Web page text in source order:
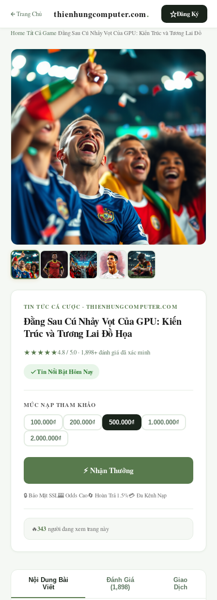
Trang Chủ thienhungcomputer.com. Đăng Ký
Home› Tất Cả Game› Đằng Sau Cú Nhảy Vọt Của GPU: Kiến Trúc và Tương Lai Đồ
TIN TỨC CÁ CƯỢC · THIENHUNGCOMPUTER.COM
Đằng Sau Cú Nhảy Vọt Của GPU: Kiến
Trúc và Tương Lai Đồ Họa
★★★★★4.8 / 5.0 · 1,898+ đánh giá đã xác minh
Tin Nổi Bật Hôm Nay
MỨC NẠP THAM KHẢO
100.000₫ 200.000₫ 500.000₫ 1.000.000₫
2.000.000₫
⚡ Nhận Thưởng
🔒 Bảo Mật SSL🎰 Odds Cao🔄 Hoàn Trả 1.5%💳 Đa Kênh Nạp
🔥343người đang xem trang này
Nội Dung Bài
Viết
Đánh Giá
(1,898)
Giao
Dịch